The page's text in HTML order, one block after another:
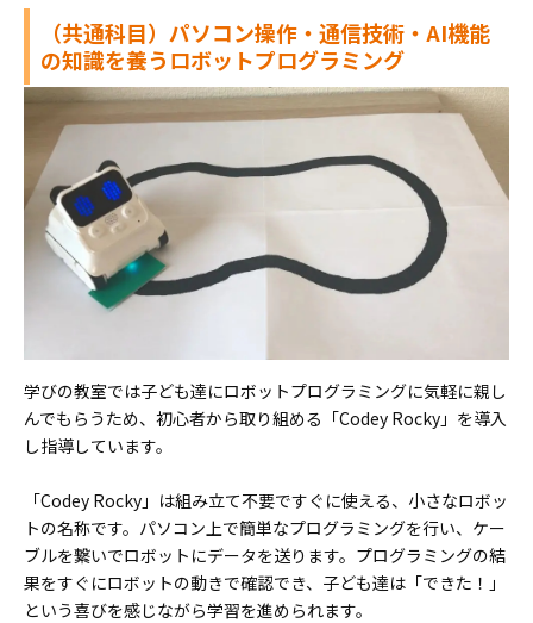
（共通科目）パソコン操作・通信技術・AI機能
の知識を養うロボットプログラミング
学びの教室では子ども達にロボットプログラミングに気軽に親し
んでもらうため、初心者から取り組める「Codey Rocky」を導入
し指導しています。
「Codey Rocky」は組み立て不要ですぐに使える、小さなロボッ
トの名称です。パソコン上で簡単なプログラミングを行い、ケー
ブルを繋いでロボットにデータを送ります。プログラミングの結
果をすぐにロボットの動きで確認でき、子ども達は「できた！」
という喜びを感じながら学習を進められます。